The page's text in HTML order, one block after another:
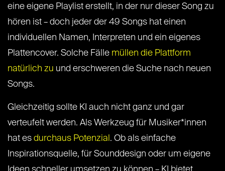
eine eigene Playlist erstellt, in der nur dieser Song zu
hören ist – doch jeder der 49 Songs hat einen
individuellen Namen, Interpreten und ein eigenes
Plattencover. Solche Fälle müllen die Plattform
natürlich zu und erschweren die Suche nach neuen
Songs.
Gleichzeitig sollte KI auch nicht ganz und gar
verteufelt werden. Als Werkzeug für Musiker*innen
hat es durchaus Potenzial . Ob als einfache
Inspirationsquelle, für Sounddesign oder um eigene